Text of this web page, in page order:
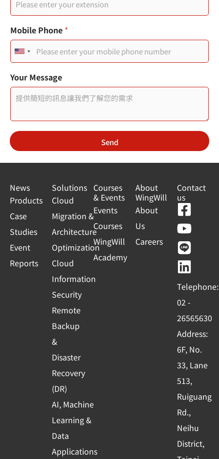
Mobile Phone *
U
i
t
e
d
S
t
t
e
s
+
1
分
機
頁
面
結
您
的
電
子
*
頁
面
連
Your Message
Send
News
Products
Case
Studies
Event
Reports
Solutions
Cloud
Migration &
Architecture
Optimization
Cloud
Information
Security
Remote
Backup
&
Disaster
Recovery
(DR)
AI, Machine
Learning &
Data
Applications
Courses
& Events
Events
Courses
WingWill
Academy
About
WingWill
About
Us
Careers
Contact
us
F
a
c
e
b
o
o
k
-
s
q
u
a
r
e
Y
o
u
t
u
b
e
L
i
n
e
L
i
n
k
e
d
i
n
Telephone:
02 -
26565630
Address:
6F, No.
33, Lane
513,
Ruiguang
Rd.,
Neihu
District,